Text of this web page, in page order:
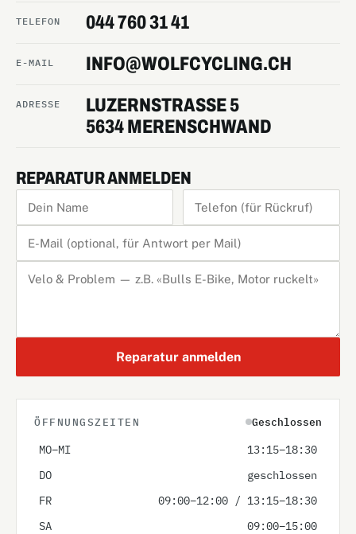
TELEFON 044 760 31 41
E-MAIL INFO@WOLFCYCLING.CH
ADRESSE
LUZERNSTRASSE 5
5634 MERENSCHWAND
REPARATUR ANMELDEN
Reparatur anmelden
ÖFFNUNGSZEITEN Geschlossen
MO–MI
13:15–18:30
DO
geschlossen
FR
09:00–12:00 / 13:15–18:30
SA
09:00–15:00